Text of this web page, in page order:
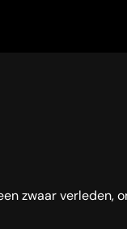
zwaar